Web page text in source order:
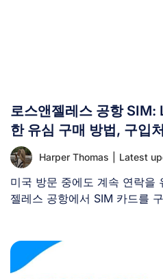
로스앤젤레스 공항 SIM:
한 유심 구매 방법, 구입
Harper Thomas Latest
미국 방문 중에도 계속 연락을
젤레스 공항에서 SIM 카드를